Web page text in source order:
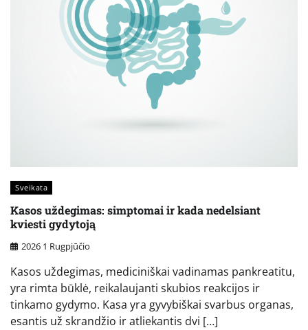
Sveikata
Kasos uždegimas: simptomai ir kada nedelsiant
kviesti gydytoją
2026 1 Rugpjūčio
Kasos uždegimas, mediciniškai vadinamas pankreatitu,
yra rimta būklė, reikalaujanti skubios reakcijos ir
tinkamo gydymo. Kasa yra gyvybiškai svarbus organas,
esantis už skrandžio ir atliekantis dvi […]